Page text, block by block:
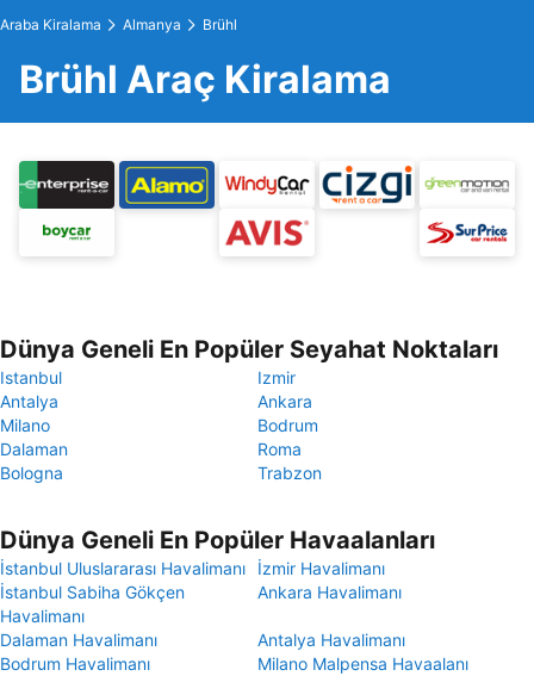
Araba Kiralama Almanya Brühl
Brühl Araç Kiralama
Dünya Geneli En Popüler Seyahat Noktaları
Istanbul
Izmir
Antalya
Ankara
Milano
Bodrum
Dalaman
Roma
Bologna
Trabzon
Dünya Geneli En Popüler Havaalanları
İstanbul Uluslararası Havalimanı
İzmir Havalimanı
İstanbul Sabiha Gökçen
Havalimanı
Ankara Havalimanı
Dalaman Havalimanı
Antalya Havalimanı
Bodrum Havalimanı
Milano Malpensa Havaalanı